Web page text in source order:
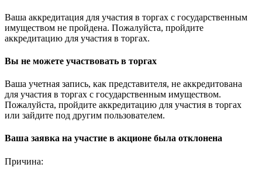
Ваша аккредитация для участия в торгах с государственным
имуществом не пройдена. Пожалуйста, пройдите
аккредитацию для участия в торгах.
Вы не можете участвовать в торгах
Ваша учетная запись, как представителя, не аккредитована
для участия в торгах с государственным имуществом.
Пожалуйста, пройдите аккредитацию для участия в торгах
или зайдите под другим пользователем.
Ваша заявка на участие в акционе была отклонена
Причина: